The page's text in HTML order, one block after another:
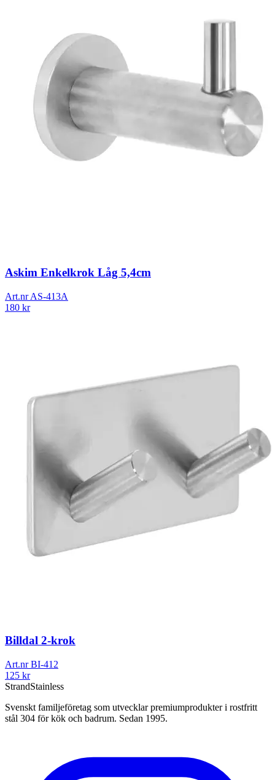
Askim Enkelkrok Låg 5,4cm
Art.nrAS-413A
180 kr
Billdal 2-krok
Art.nrBI-412
125 kr
StrandStainless
Svenskt familjeföretag som utvecklar premiumprodukter i rostfritt
stål 304 för kök och badrum. Sedan 1995.